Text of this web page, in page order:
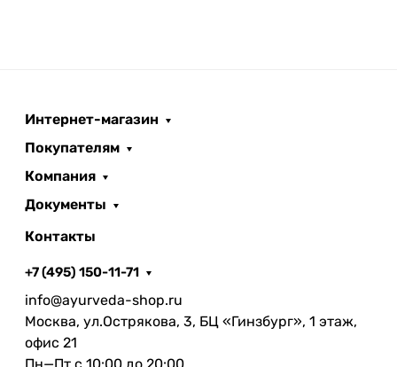
Интернет-магазин
Покупателям
Компания
Документы
Контакты
+7 (495) 150-11-71
info@ayurveda-shop.ru
Москва, ул.Острякова, 3, БЦ «Гинзбург», 1 этаж,
офис 21